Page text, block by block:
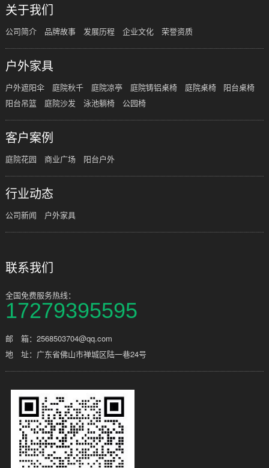
关于我们
公司简介 品牌故事 发展历程 企业文化 荣誉资质
户外家具
户外遮阳伞 庭院秋千 庭院凉亭 庭院铸铝桌椅 庭院桌椅
阳台桌椅
阳台吊篮
庭院沙发 泳池躺椅 公园椅
客户案例
庭院花园 商业广场 阳台户外
行业动态
公司新闻 户外家具
联系我们
全国免费服务热线：
17279395595
邮 箱：2568503704@qq.com
地 址：广东省佛山市禅城区陆一巷24号